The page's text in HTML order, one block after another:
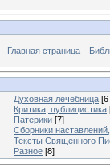
Главная страница
Духовная лечебница
Критика, публицистика
Патерики [7]
Сборники
Тексты Священного
Разное [8]